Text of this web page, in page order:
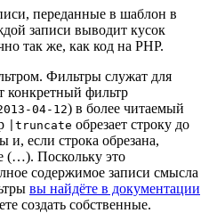
переданные в шаблон в
записи выводит кусок
так же, как код на PHP.
Фильтры служат для
конкретный фильтр
04-12) в более читаемый
|truncate обрезает строку до
если строка обрезана,
(…). Поскольку это
содержимое записи смысла
вы найдёте в документации
создать собственные.